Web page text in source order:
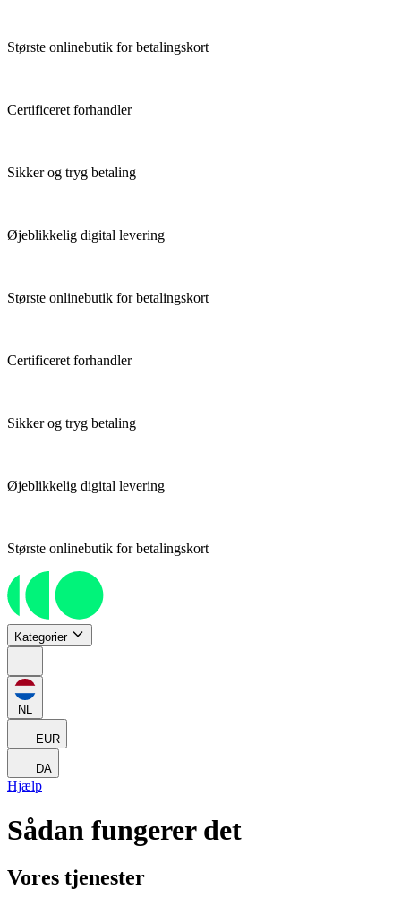
Største onlinebutik for betalingskort
Certificeret forhandler
Sikker og tryg betaling
Øjeblikkelig digital levering
Største onlinebutik for betalingskort
Certificeret forhandler
Sikker og tryg betaling
Øjeblikkelig digital levering
Største onlinebutik for betalingskort
Kategorier
NL
EUR
DA
Hjælp
Sådan fungerer det
Vores tjenester